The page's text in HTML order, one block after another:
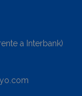
a Interbank)